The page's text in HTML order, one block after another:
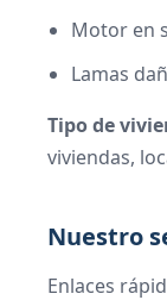
Motor en
Lamas
Tipo de
viviendas,
Nuestro
Enlaces